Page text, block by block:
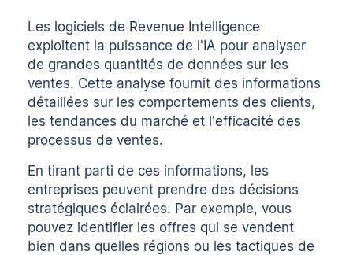
Les logiciels de Revenue Intelligence
exploitent la puissance de l'IA pour analyser
de grandes quantités de données sur les
ventes. Cette analyse fournit des informations
détaillées sur les comportements des clients,
les tendances du marché et l'efficacité des
processus de ventes.
En tirant parti de ces informations, les
entreprises peuvent prendre des décisions
stratégiques éclairées. Par exemple, vous
pouvez identifier les offres qui se vendent
bien dans quelles régions ou les tactiques de